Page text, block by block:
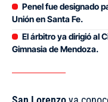
Penel fue designado
Unión en Santa Fe.
El árbitro ya dirigió al
Gimnasia de Mendoza.